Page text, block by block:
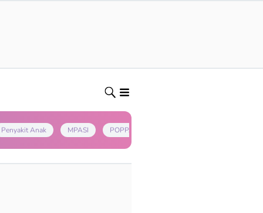
Penyakit Anak MPASI POPPAPA